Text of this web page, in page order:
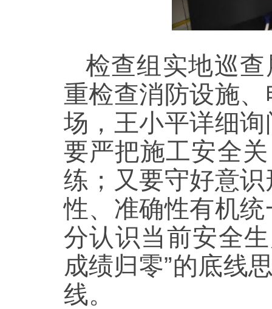
检查组实地巡
重检查消防设施
场，王小平详细
要严把施工安全
练；又要守好意
性、准确性有机
分认识当前安全
成绩归零”的底线
线。